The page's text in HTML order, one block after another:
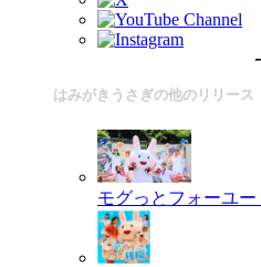
はみがきうさぎの他のリリース
モグっとフォーユー